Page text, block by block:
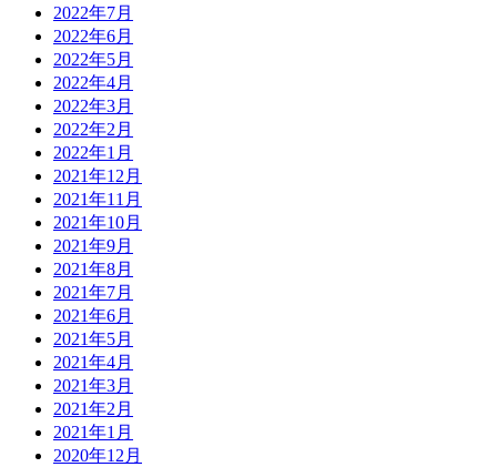
2022年7月
2022年6月
2022年5月
2022年4月
2022年3月
2022年2月
2022年1月
2021年12月
2021年11月
2021年10月
2021年9月
2021年8月
2021年7月
2021年6月
2021年5月
2021年4月
2021年3月
2021年2月
2021年1月
2020年12月